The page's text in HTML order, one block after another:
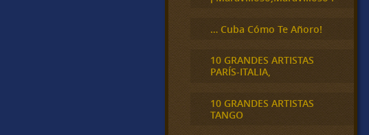
… Cuba Cómo Te Añoro!
10 GRANDES ARTISTAS
PARÍS-ITALIA,
10 GRANDES ARTISTAS
TANGO